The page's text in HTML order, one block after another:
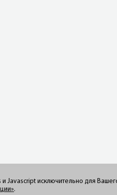
и Javascript исключительно для
.